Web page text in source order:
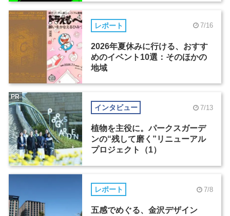
レポート 7/16
2026年夏休みに行ける、おすす
めのイベント10選：そのほかの
地域
インタビュー 7/13
植物を主役に。パークスガーデ
ンの“残して磨く”リニューアル
プロジェクト（1）
PR
レポート 7/8
五感でめぐる、金沢デザイン